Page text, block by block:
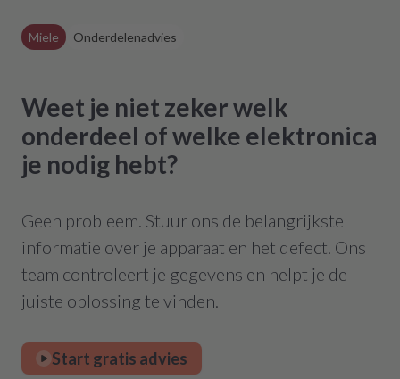
Miele Onderdelenadvies
Weet je niet zeker welk
onderdeel of welke elektronica
je nodig hebt?
Geen probleem. Stuur ons de belangrijkste
informatie over je apparaat en het defect. Ons
team controleert je gegevens en helpt je de
juiste oplossing te vinden.
Start gratis advies